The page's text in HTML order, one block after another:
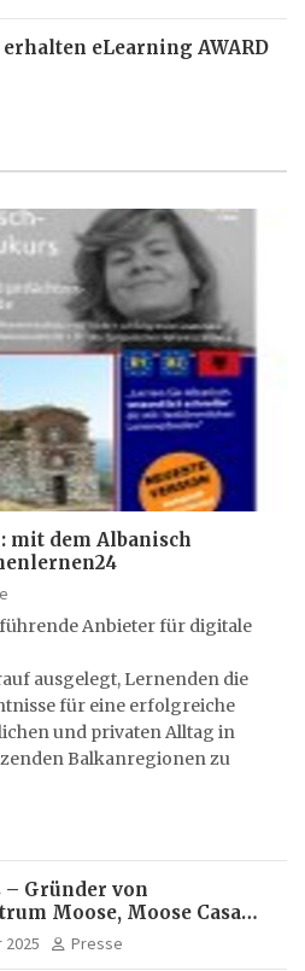
erhalten eLearning AWARD
dem Albanisch
Anbieter für digitale
ausgelegt, Lernenden die
für eine erfolgreiche
und privaten Alltag in
Balkanregionen zu
– Gründer von
Moose, Moose Casa
Brasil |
Experte für Bildung
Presse